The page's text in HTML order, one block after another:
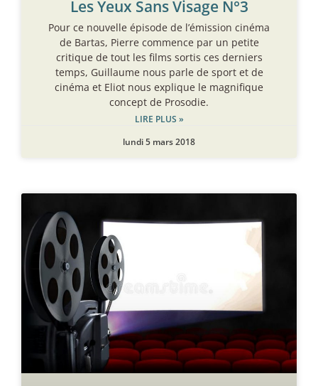
Les Yeux Sans Visage N°3
Pour ce nouvelle épisode de l’émission cinéma
de Bartas, Pierre commence par un petite
critique de tout les films sortis ces derniers
temps, Guillaume nous parle de sport et de
cinéma et Eliot nous explique le magnifique
concept de Prosodie.
LIRE PLUS »
lundi 5 mars 2018